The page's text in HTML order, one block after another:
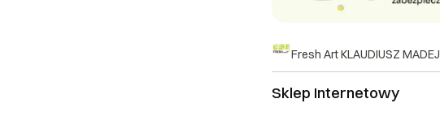
Fresh Art KLAUDIUSZ MADEJ
Sklep Internetowy